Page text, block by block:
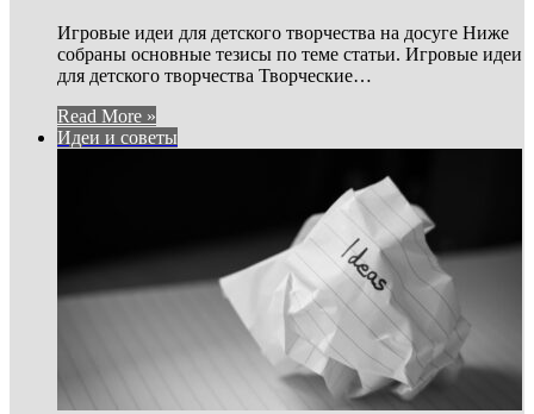
Игровые идеи для детского творчества на досуге Ниже
собраны основные тезисы по теме статьи. Игровые идеи
для детского творчества Творческие…
Read More »
Идеи и советы